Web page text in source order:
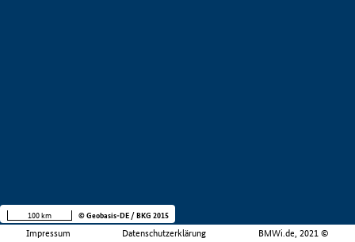
Impressum Datenschutzerklärung BMWi.de, 2021 ©
100 km © Geobasis-DE / BKG 2015